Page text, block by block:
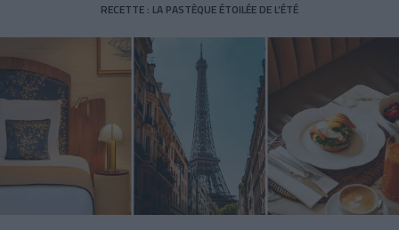
RECETTE : LA PASTÈQUE ÉTOILÉE DE L’ÉTÉ